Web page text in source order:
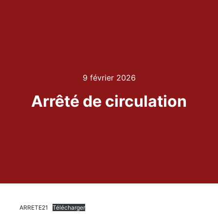
9 février 2026
Arrêté de circulation
ARRETE21 Télécharger